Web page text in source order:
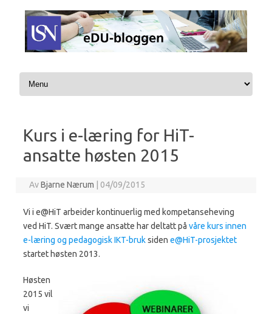
Hopp til innhold
Kurs i e-læring for HiT-
ansatte høsten 2015
AvBjarne Nærum 04/09/2015
Vi i e@HiT arbeider kontinuerlig med kompetanseheving
ved HiT. Svært mange ansatte har deltatt på våre kurs innen
e-læring og pedagogisk IKT-bruksiden e@HiT-prosjektet
startet høsten 2013.
Høsten
2015 vil
vi